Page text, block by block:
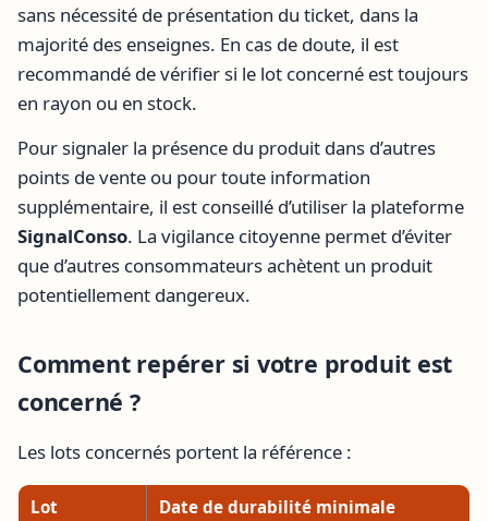
sans nécessité de présentation du ticket, dans la
majorité des enseignes. En cas de doute, il est
recommandé de vérifier si le lot concerné est toujours
en rayon ou en stock.
Pour signaler la présence du produit dans d’autres
points de vente ou pour toute information
supplémentaire, il est conseillé d’utiliser la plateforme
SignalConso. La vigilance citoyenne permet d’éviter
que d’autres consommateurs achètent un produit
potentiellement dangereux.
Comment repérer si votre produit est
concerné ?
Les lots concernés portent la référence :
Lot Date de durabilité minimale